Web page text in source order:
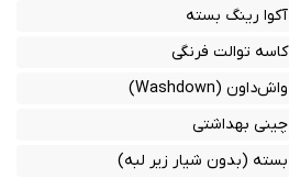
آکوا رینگ بسته
کاسه توالت فرنگی
واش‌داون (Washdown)
چینی بهداشتی
بسته (بدون شیار زیر لبه)